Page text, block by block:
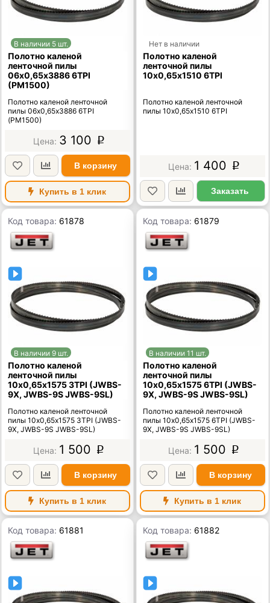
В наличии 5 шт.
Полотно каленой
ленточной пилы
06х0,65х3886 6TPI
(PM1500)
Полотно каленой ленточной
пилы 06х0,65х3886 6TPI
(PM1500)
3 100 p
В корзину
Купить в 1 клик
Нет в наличии
Полотно каленой
ленточной пилы
10х0,65х1510 6TPI
Полотно каленой ленточной
пилы 10х0,65х1510 6TPI
1 400 p
Заказать
Код товара: 61878
В наличии 9 шт.
Полотно каленой
ленточной пилы
10х0,65х1575 3TPI (JWBS-
9X, JWBS-9S JWBS-9SL)
Полотно каленой ленточной
пилы 10х0,65х1575 3TPI (JWBS-
9X, JWBS-9S JWBS-9SL)
1 500 p
В корзину
Купить в 1 клик
Код товара: 61879
В наличии 11 шт.
Полотно каленой
ленточной пилы
10х0,65х1575 6TPI (JWBS-
9X, JWBS-9S JWBS-9SL)
Полотно каленой ленточной
пилы 10х0,65х1575 6TPI (JWBS-
9X, JWBS-9S JWBS-9SL)
1 500 p
В корзину
Купить в 1 клик
Код товара: 61881 Код товара: 61882